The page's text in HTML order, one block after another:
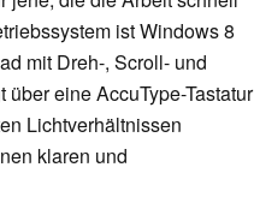
ist Windows 8
mit Dreh-, Scroll- und
eine AccuType-Tastatur
Lichtverhältnissen
klaren und